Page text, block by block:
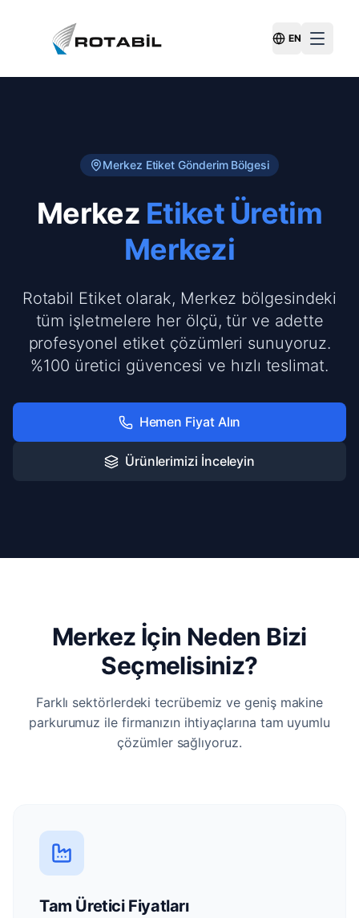
Switch
EN
Merkez Etiket Gönderim Bölgesi
Merkez Etiket Üretim
Merkezi
Rotabil Etiket olarak, Merkez bölgesindeki
tüm işletmelere her ölçü, tür ve adette
profesyonel etiket çözümleri sunuyoruz.
%100 üretici güvencesi ve hızlı teslimat.
Hemen Fiyat Alın
Ürünlerimizi İnceleyin
Merkez İçin Neden Bizi
Seçmelisiniz?
Farklı sektörlerdeki tecrübemiz ve geniş makine
parkurumuz ile firmanızın ihtiyaçlarına tam uyumlu
çözümler sağlıyoruz.
Tam Üretici Fiyatları